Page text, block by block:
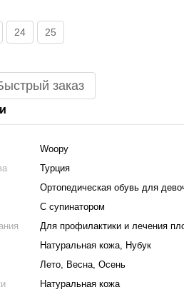
24 25
заказ
Woopy
Турция
Ортопедическая обувь для
С супинатором
Для профилактики и лечения
Натуральная кожа, Нубук
Лето, Весна, Осень
Натуральная кожа